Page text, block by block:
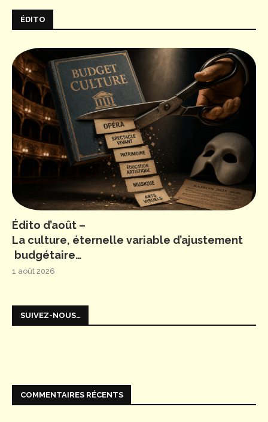
ÉDITO
Édito d’août –
La culture, éternelle variable d’ajustement
budgétaire…
1 août 2026
SUIVEZ-NOUS…
COMMENTAIRES RÉCENTS